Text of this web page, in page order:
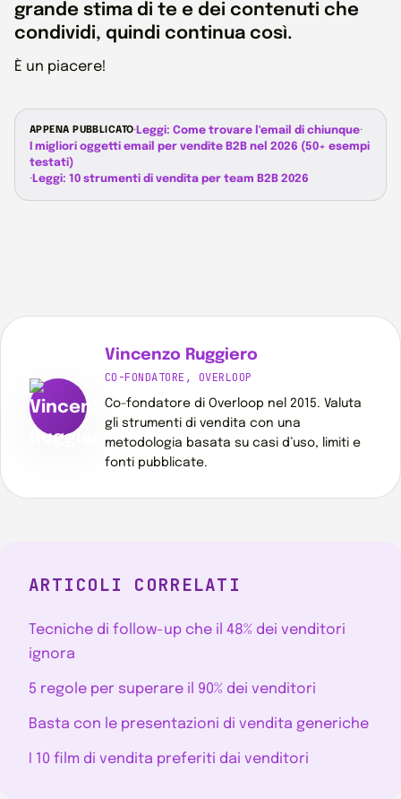
grande stima di te e dei contenuti che
condividi, quindi continua così.
È un piacere!
APPENA PUBBLICATO·Leggi: Come trovare l'email di chiunque·
I migliori oggetti email per vendite B2B nel 2026 (50+ esempi
testati)
·Leggi: 10 strumenti di vendita per team B2B 2026
Vincenzo Ruggiero
CO-FONDATORE, OVERLOOP
Co-fondatore di Overloop nel 2015. Valuta
gli strumenti di vendita con una
metodologia basata su casi d’uso, limiti e
fonti pubblicate.
ARTICOLI CORRELATI
Tecniche di follow-up che il 48% dei venditori
ignora
5 regole per superare il 90% dei venditori
Basta con le presentazioni di vendita generiche
I 10 film di vendita preferiti dai venditori